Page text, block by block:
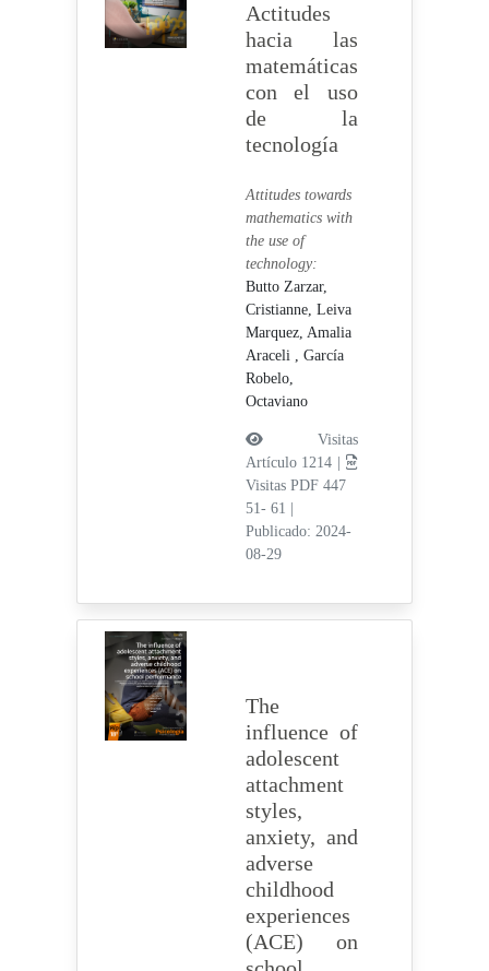
Actitudes
hacia las
matemáticas
con el uso
de la
tecnología
Attitudes towards
mathematics with
the use of
technology:
Butto Zarzar,
Cristianne, Leiva
Marquez, Amalia
Araceli , García
Robelo,
Octaviano
Visitas
Artículo 1214 |
Visitas PDF 447
51- 61
Publicado: 2024-
08-29
The
influence of
adolescent
attachment
styles,
anxiety, and
adverse
childhood
experiences
(ACE) on